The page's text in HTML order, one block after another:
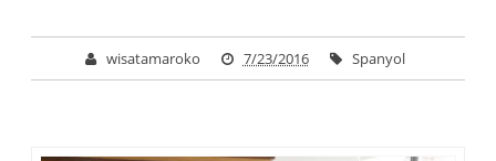
wisatamaroko 7/23/2016 Spanyol